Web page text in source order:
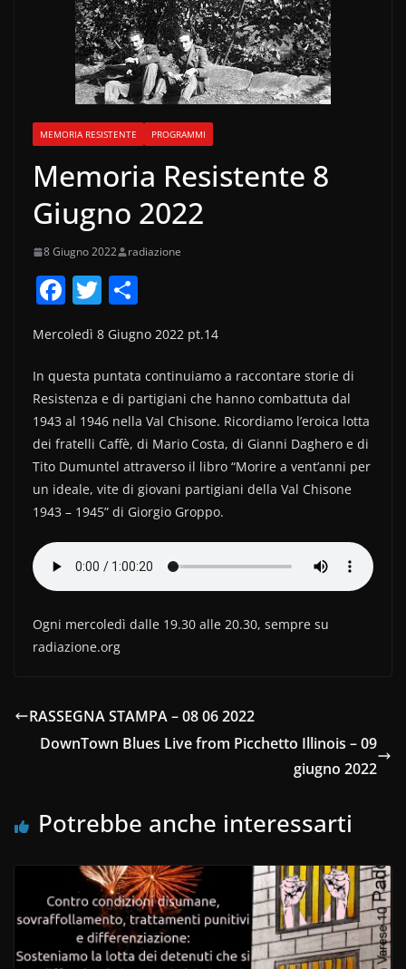
MEMORIA RESISTENTE PROGRAMMI
Memoria Resistente 8
Giugno 2022
8 Giugno 2022 radiazione
F
a
c
e
b
o
o
k
T
w
itt
er
n
di
vi
di
Mercoledì 8 Giugno 2022 pt.14
In questa puntata continuiamo a raccontare storie di
Resistenza e di partigiani che hanno combattuta dal
1943 al 1946 nella Val Chisone. Ricordiamo l’eroica lotta
dei fratelli Caffè, di Mario Costa, di Gianni Daghero e di
Tito Dumuntel attraverso il libro “Morire a vent’anni per
un ideale, vite di giovani partigiani della Val Chisone
1943 – 1945” di Giorgio Groppo.
Ogni mercoledì dalle 19.30 alle 20.30, sempre su
radiazione.org
RASSEGNA STAMPA – 08 06 2022
DownTown Blues Live from Picchetto Illinois – 09
giugno 2022
Potrebbe anche interessarti